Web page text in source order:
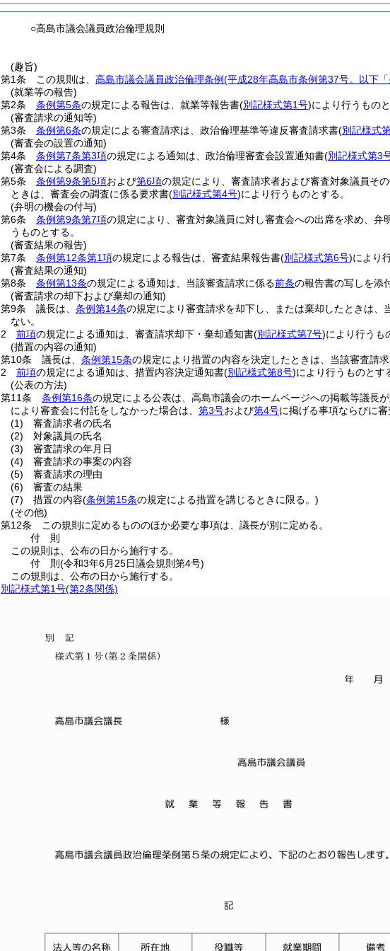
○高島市議会議員政治倫理規則
(趣旨)
第1条
この規則は、 高島市議会議員政治倫理条例(平成28年高島市条例第37号。以下
(就業等の報告)
第2条
条例第5条の規定による報告は、就業等報告書(別記様式第1号)により行うものと
(審査請求の通知等)
第3条
条例第6条の規定による審査請求は、政治倫理基準等違反審査請求書(別記様式
(審査会の設置の通知)
第4条
条例第7条第3項の規定による通知は、政治倫理審査会設置通知書(別記様式第3
(審査会による調査)
第5条
条例第9条第5項および第6項の規定により、審査請求者および審査対象議員そ
ときは、審査会の調査に係る要求書(別記様式第4号)により行うものとする。
(弁明の機会の付与)
第6条
条例第9条第7項の規定により、審査対象議員に対し審査会への出席を求め、
うものとする。
(審査結果の報告)
第7条
条例第12条第1項の規定による報告は、審査結果報告書(別記様式第6号)により
(審査結果の通知)
第8条
条例第13条の規定による通知は、当該審査請求に係る前条の報告書の写しを添
(審査請求の却下および棄却の通知)
第9条
議長は、 条例第14条の規定により審査請求を却下し、または棄却したときは
ない。
2
前項の規定による通知は、審査請求却下・棄却通知書(別記様式第7号)により行うも
(措置の内容の通知)
第10条
議長は、 条例第15条の規定により措置の内容を決定したときは、当該審査請
2
前項の規定による通知は、措置内容決定通知書(別記様式第8号)により行うものとす
(公表の方法)
第11条
条例第16条の規定による公表は、高島市議会のホームページへの掲載等議長
により審査会に付託をしなかった場合は、 第3号および第4号に掲げる事項ならびに
(1)
審査請求者の氏名
(2)
対象議員の氏名
(3)
審査請求の年月日
(4)
審査請求の事案の内容
(5)
審査請求の理由
(6)
審査の結果
(7)
措置の内容(条例第15条の規定による措置を講じるときに限る。)
(その他)
第12条
この規則に定めるもののほか必要な事項は、議長が別に定める。
付 則
この規則は、公布の日から施行する。
付 則(令和3年6月25日議会規則第4号)
この規則は、公布の日から施行する。
別記様式第1号(第2条関係)